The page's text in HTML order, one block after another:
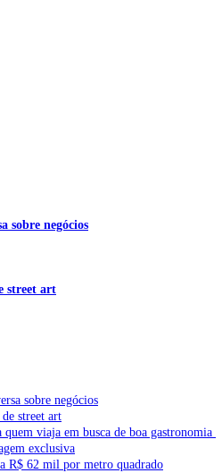
sobre negócios
street art
sobre negócios
street art
viaja em busca de boa gastronomia
exclusiva
R$ 62 mil por metro quadrado